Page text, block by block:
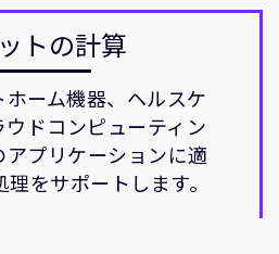
トの計算
ーム機器、ヘルスケ
ウドコンピューティン
プリケーションに適
をサポートします。